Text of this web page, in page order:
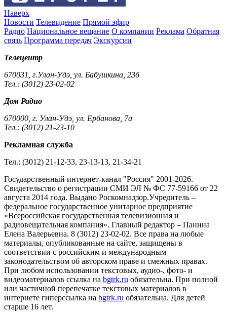
Наверх
Новости Телевидение Прямой эфир
Радио Национальное вещание О компании Реклама Обратная
связь Программа передач Экскурсии
Телецентр
670031, г.Улан-Удэ, ул. Бабушкина, 23б
Тел.: (3012) 23-02-02
Дом Радио
670000, г. Улан-Удэ, ул. Ербанова, 7а
Тел.: (3012) 21-23-10
Рекламная служба
Тел.: (3012) 21-12-33, 23-13-13, 21-34-21
Государственный интернет-канал "Россия" 2001-2026.
Cвидетельство о регистрации СМИ ЭЛ № ФС 77-59166 от 22
августа 2014 года. Выдано Роскомнадзор.Учредитель –
федеральное государственное унитарное предприятие
«Всероссийская государственная телевизионная и
радиовещательная компания». Главный редактор – Панина
Елена Валерьевна. 8 (3012) 23-02-02. Все права на любые
материалы, опубликованные на сайте, защищены в
соответствии с российским и международным
законодательством об авторском праве и смежных правах.
При любом использовании текстовых, аудио-, фото- и
видеоматериалов ссылка на bgtrk.ru обязательна. При полной
или частичной перепечатке текстовых материалов в
интернете гиперссылка на bgtrk.ru обязательна. Для детей
старше 16 лет.